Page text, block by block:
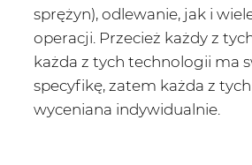
sprężyn), odlewanie, jak i
operacji. Przecież każdy z
każda z tych technologii ma
specyfikę, zatem każda z
wyceniana indywidualnie.